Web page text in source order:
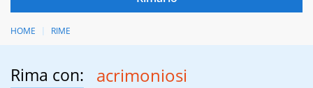
HOME RIME
Rima con: acrimoniosi